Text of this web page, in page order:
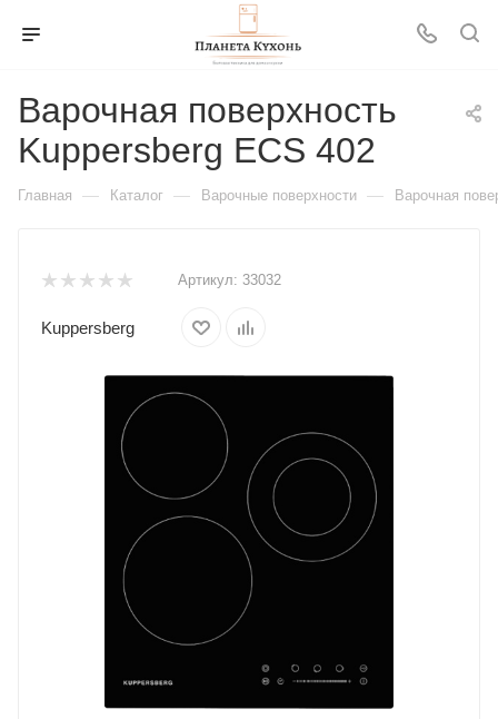
Варочная поверхность
Kuppersberg ECS 402
Главная — Каталог — Варочные поверхности — Варочная
Артикул: 33032
Kuppersberg